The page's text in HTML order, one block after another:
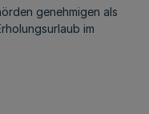
genehmigen als
im